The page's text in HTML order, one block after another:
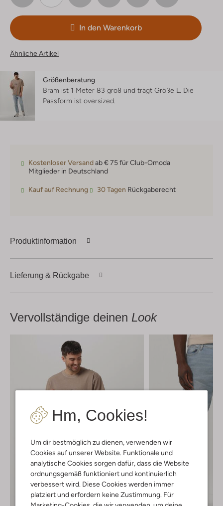
Hm, Cookies!
Um dir bestmöglich zu dienen, verwenden wir
Cookies auf unserer Website. Funktionale und
analytische Cookies sorgen dafür, dass die Website
ordnungsgemäß funktioniert und kontinuierlich
verbessert wird. Diese Cookies werden immer
platziert und erfordern keine Zustimmung. Für
In den Warenkorb
Ähnliche Artikel
Größenberatung
Bram ist 1 Meter 83 groß und trägt Größe L. Die
Passform ist oversized
Kostenloser Versandab € 75 für Club-Omoda
Mitglieder in Deutschland
Kauf auf Rechnung 30 Tagen Rückgaberecht
Produktinformation
Lieferung & Rückgabe
Vervollständige deinen Look